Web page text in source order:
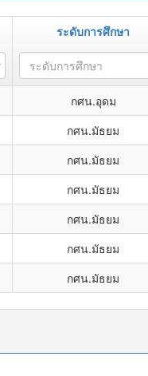
ระดับการศึกษา
ระดับการศึกษา
กศน.อุดม
กศน.มัธยม
กศน.มัธยม
กศน.มัธยม
กศน.มัธยม
กศน.มัธยม
กศน.มัธยม